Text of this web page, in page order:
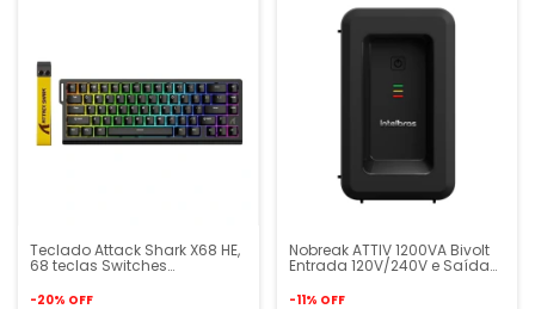
Teclado Attack Shark X68 HE,
68 teclas Switches
USB
-20% OFF
Nobreak ATTIV 1200VA Bivolt
Entrada 120V/240V e Saída
Intelbras
-11% OFF